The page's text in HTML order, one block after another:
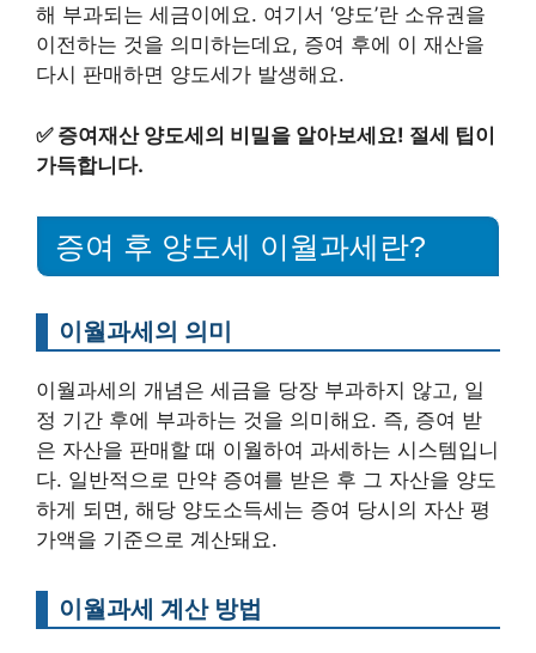
해 부과되는 세금이에요. 여기서 ‘양도’란 소유권을
이전하는 것을 의미하는데요, 증여 후에 이 재산을
다시 판매하면 양도세가 발생해요.
✅ 증여재산 양도세의 비밀을 알아보세요! 절세 팁이
가득합니다.
증여 후 양도세 이월과세란?
이월과세의 의미
이월과세의 개념은 세금을 당장 부과하지 않고, 일
정 기간 후에 부과하는 것을 의미해요. 즉, 증여 받
은 자산을 판매할 때 이월하여 과세하는 시스템입니
다. 일반적으로 만약 증여를 받은 후 그 자산을 양도
하게 되면, 해당 양도소득세는 증여 당시의 자산 평
가액을 기준으로 계산돼요.
이월과세 계산 방법